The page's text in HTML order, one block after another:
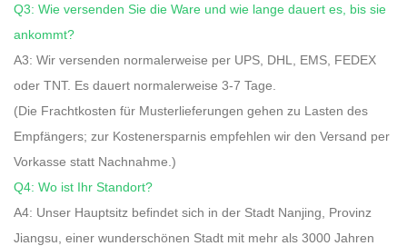
Q3: Wie versenden Sie die Ware und wie lange dauert es, bis sie
ankommt?
A3: Wir versenden normalerweise per UPS, DHL, EMS, FEDEX
oder TNT. Es dauert normalerweise 3-7 Tage.
(Die Frachtkosten für Musterlieferungen gehen zu Lasten des
Empfängers; zur Kostenersparnis empfehlen wir den Versand per
Vorkasse statt Nachnahme.)
Q4: Wo ist Ihr Standort?
A4: Unser Hauptsitz befindet sich in der Stadt Nanjing, Provinz
Jiangsu, einer wunderschönen Stadt mit mehr als 3000 Jahren